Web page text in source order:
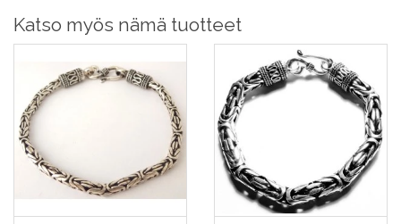
Katso myös nämä tuotteet